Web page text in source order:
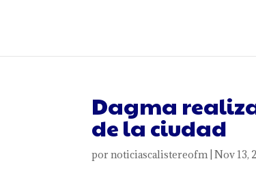
Dagma
de la ciudad
pornoticiascalistereofm|Nov 13,